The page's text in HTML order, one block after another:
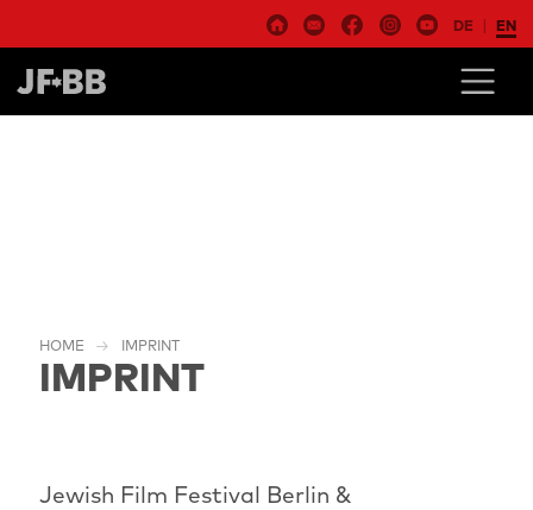
DE EN
HOME IMPRINT
IMPRINT
Jewish Film Festival Berlin &